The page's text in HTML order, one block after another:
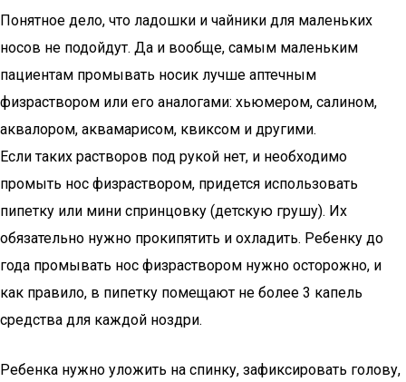
Понятное дело, что ладошки и чайники для маленьких
носов не подойдут. Да и вообще, самым маленьким
пациентам промывать носик лучше аптечным
физраствором или его аналогами: хьюмером, салином,
аквалором, аквамарисом, квиксом и другими.
Если таких растворов под рукой нет, и необходимо
промыть нос физраствором, придется использовать
пипетку или мини спринцовку (детскую грушу). Их
обязательно нужно прокипятить и охладить. Ребенку до
года промывать нос физраствором нужно осторожно, и
как правило, в пипетку помещают не более 3 капель
средства для каждой ноздри.
Ребенка нужно уложить на спинку, зафиксировать голову,